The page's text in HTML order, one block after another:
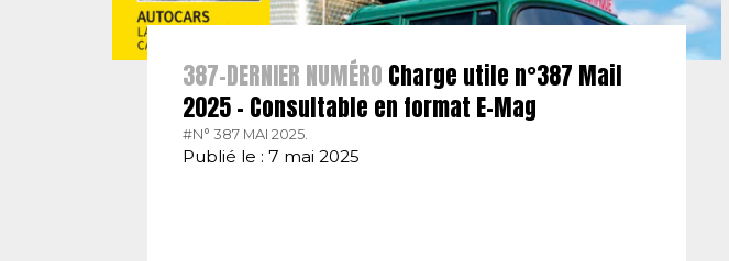
387-DERNIER NUMÉRO Charge utile n°387 Mail
2025 – Consultable en format E-Mag
#N° 387 MAI 2025.
Publié le : 7 mai 2025